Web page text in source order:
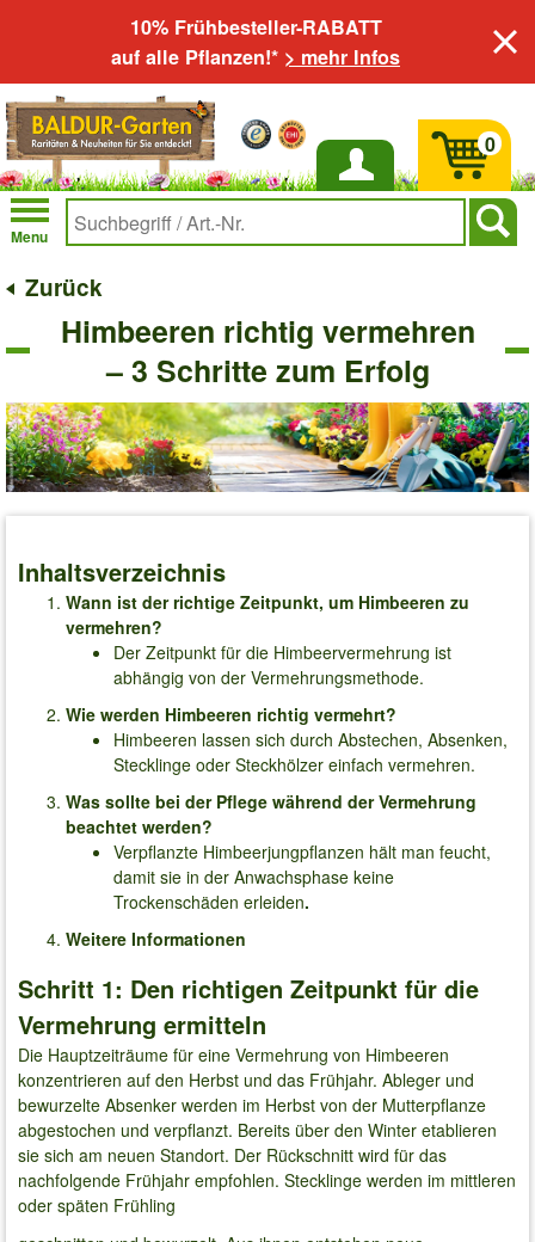
10% Frühbesteller-RABATT
auf alle Pflanzen!* > mehr Infos
Anmelden
Menu
0
Zurück
Himbeeren richtig vermehren
– 3 Schritte zum Erfolg
Inhaltsverzeichnis
Wann ist der richtige Zeitpunkt, um Himbeeren zu
vermehren?
Der Zeitpunkt für die Himbeervermehrung ist
abhängig von der Vermehrungsmethode.
Wie werden Himbeeren richtig vermehrt?
Himbeeren lassen sich durch Abstechen, Absenken,
Stecklinge oder Steckhölzer einfach vermehren.
Was sollte bei der Pflege während der Vermehrung
beachtet werden?
Verpflanzte Himbeerjungpflanzen hält man feucht,
damit sie in der Anwachsphase keine
Trockenschäden erleiden.
Weitere Informationen
Schritt 1: Den richtigen Zeitpunkt für die
Vermehrung ermitteln
Die Hauptzeiträume für eine Vermehrung von Himbeeren
konzentrieren auf den Herbst und das Frühjahr. Ableger und
bewurzelte Absenker werden im Herbst von der Mutterpflanze
abgestochen und verpflanzt. Bereits über den Winter etablieren
sie sich am neuen Standort. Der Rückschnitt wird für das
nachfolgende Frühjahr empfohlen. Stecklinge werden im mittleren
oder späten Frühling